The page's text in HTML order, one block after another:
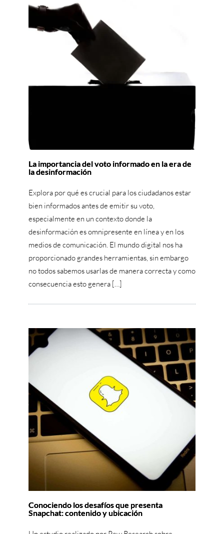
La importancia del voto informado en la era de
la desinformación
Explora por qué es crucial para los ciudadanos estar
bien informados antes de emitir su voto,
especialmente en un contexto donde la
desinformación es omnipresente en línea y en los
medios de comunicación. El mundo digital nos ha
proporcionado grandes herramientas, sin embargo
no todos sabemos usarlas de manera correcta y como
consecuencia esto genera […]
Conociendo los desafíos que presenta
Snapchat: contenido y ubicación